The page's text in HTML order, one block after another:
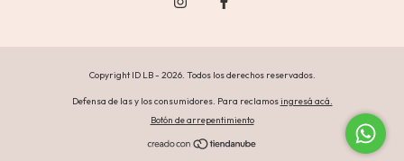
Copyright ID LB - 2026. Todos los derechos reservados.
Defensa de las y los consumidores. Para reclamosingresá acá.
Botón de arrepentimiento